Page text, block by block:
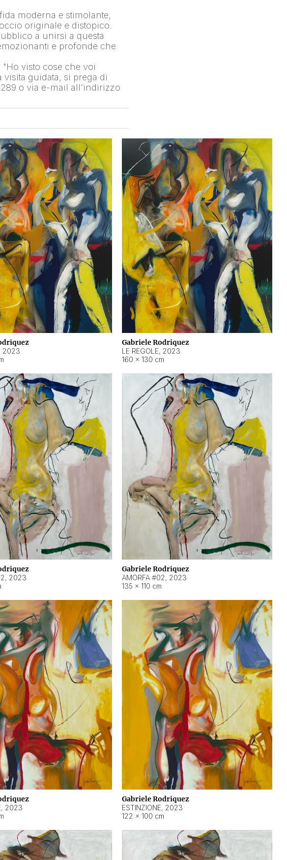
moderna e stimolante,
originale e distopico.
a unirsi a questa
e profonde che
visto cose che voi
guidata, si prega di
o via e-mail all'indirizzo
2023
Gabriele Rodriquez
LE REGOLE, 2023
160 × 130 cm
, 2023
Gabriele Rodriquez
AMORFA #02, 2023
135 × 110 cm
, 2023
Gabriele Rodriquez
ESTINZIONE, 2023
122 × 100 cm